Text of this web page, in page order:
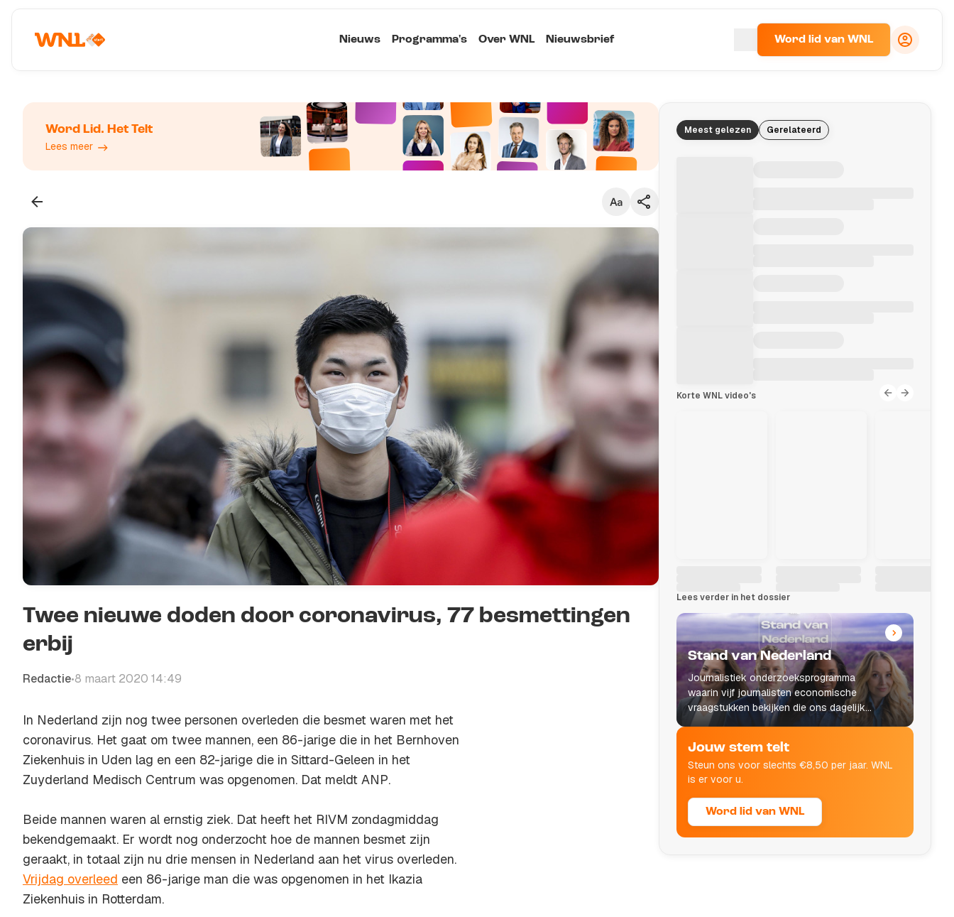
Nieuws Programma's Over WNL Nieuwsbrief Word lid van WNL
Word Lid. Het Telt
Lees meer
Klein
Standaard
Groot
Kopieer link
Twee nieuwe doden door coronavirus, 77 besmettingen
erbij
Redactie•8 maart 2020 14:49
In Nederland zijn nog twee personen overleden die besmet waren met het
coronavirus. Het gaat om twee mannen, een 86-jarige die in het Bernhoven
Ziekenhuis in Uden lag en een 82-jarige die in Sittard-Geleen in het
Zuyderland Medisch Centrum was opgenomen. Dat meldt ANP.
Beide mannen waren al ernstig ziek. Dat heeft het RIVM zondagmiddag
bekendgemaakt. Er wordt nog onderzocht hoe de mannen besmet zijn
geraakt, in totaal zijn nu drie mensen in Nederland aan het virus overleden.
Vrijdag overleed een 86-jarige man die was opgenomen in het Ikazia
Ziekenhuis in Rotterdam.
Meest gelezen Gerelateerd
Korte WNL video's
Lees verder in het dossier
Stand van Nederland
Journalistiek onderzoeksprogramma
waarin vijf journalisten economische
vraagstukken bekijken die ons dagelijks
leven raken.
Jouw stem telt
Steun ons voor slechts €8,50 per jaar. WNL
is er voor u.
Word lid van WNL